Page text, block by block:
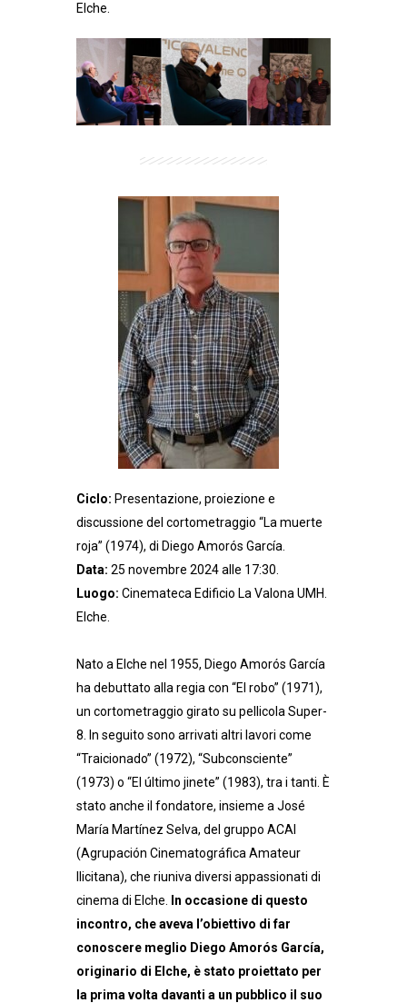
Elche.
Ciclo: Presentazione, proiezione e
discussione del cortometraggio “La muerte
roja” (1974), di Diego Amorós García.
Data: 25 novembre 2024 alle 17:30.
Luogo: Cinemateca Edificio La Valona UMH.
Elche.
Nato a Elche nel 1955, Diego Amorós García
ha debuttato alla regia con “El robo” (1971),
un cortometraggio girato su pellicola Super-
8. In seguito sono arrivati altri lavori come
“Traicionado” (1972), “Subconsciente”
(1973) o “El último jinete” (1983), tra i tanti. È
stato anche il fondatore, insieme a José
María Martínez Selva, del gruppo ACAI
(Agrupación Cinematográfica Amateur
Ilicitana), che riuniva diversi appassionati di
cinema di Elche. In occasione di questo
incontro, che aveva l’obiettivo di far
conoscere meglio Diego Amorós García,
originario di Elche, è stato proiettato per
la prima volta davanti a un pubblico il suo